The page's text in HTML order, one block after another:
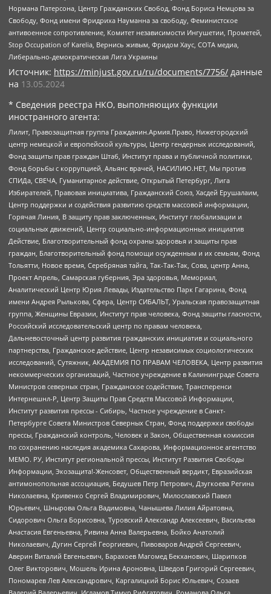
Нормана Патерсона, Центр Гражданских Свобод, Фонд Бориса Немцова за
Свободу, Фонд имени Фридриха Науманна за свободу, Феминистское
антивоенное сопротивление, Комитет независимости Ингушетии, Прометей,
Stop Occupation of Karelia, Вернись живым, Фридом Хаус, СОТА медиа,
Либерально-демократическая Лига Украины
Источник: https://minjust.gov.ru/ru/documents/7756/ данные
на 13.05.2024
* Сведения реестра НКО, выполняющих функции
иностранного агента:
Лилит, Правозащитная группа Гражданин.Армия.Право, Нижегородский
центр немецкой и европейской культуры, Центр гендерных исследований,
Фонд защиты прав граждан Штаб, Институт права и публичной политики,
Фонд борьбы с коррупцией, Альянс врачей, НАСИЛИЮ.НЕТ, Мы против
СПИДа, СВЕЧА, Гуманитарное действие, Открытый Петербург, Лига
Избирателей, Правовая инициатива, Гражданский Союз, Хасдей Ерушалаим,
Центр поддержки и содействия развитию средств массовой информации,
Горячая Линия, В защиту прав заключенных, Институт глобализации и
социальных движений, Центр социально-информационных инициатив
Действие, Благотворительный фонд охраны здоровья и защиты прав
граждан, Благотворительный фонд помощи осужденным и их семьям, Фонд
Тольятти, Новое время, Серебряная тайга, Так-Так-Так, Сова, центр Анна,
Проект Апрель, Самарская губерния, Эра здоровья, Мемориал,
Аналитический Центр Юрия Левады, Издательство Парк Гагарина, Фонд
имени Андрея Рылькова, Сфера, Центр СИБАЛЬТ, Уральская правозащитная
группа, Женщины Евразии, Институт прав человека, Фонд защиты гласности,
Российский исследовательский центр по правам человека,
Дальневосточный центр развития гражданских инициатив и социального
партнерства, Гражданское действие, Центр независимых социологических
исследований, Сутяжник, АКАДЕМИЯ ПО ПРАВАМ ЧЕЛОВЕКА, Центр развития
некоммерческих организаций, Частное учреждение в Калининграде Совета
Министров северных стран, Гражданское содействие, Трансперенси
Интернешнл-Р, Центр Защиты Прав Средств Массовой Информации,
Институт развития прессы - Сибирь, Частное учреждение в Санкт-
Петербурге Совета Министров Северных Стран, Фонд поддержки свободы
прессы, Гражданский контроль, Человек и Закон, Общественная комиссия
по сохранению наследия академика Сахарова, Информационное агентство
МЕМО. РУ, Институт региональной прессы, Институт Развития Свободы
Информации, Экозащита!-Женсовет, Общественный вердикт, Евразийская
антимонопольная ассоциация, Бедушев Петр Петрович, Дзугкоева Регина
Николаевна, Кривенко Сергей Владимирович, Милославский Павел
Юрьевич, Шнырова Ольга Вадимовна, Чанышева Лилия Айратовна,
Сидорович Ольга Борисовна, Туровский Александр Алексеевич, Васильева
Анастасия Евгеньевна, Ривина Анна Валерьевна, Бойко Анатолий
Николаевич, Дугин Сергей Георгиевич, Пивоваров Андрей Сергеевич,
Аверин Виталий Евгеньевич, Барахоев Магомед Бекханович, Шарипков
Олег Викторович, Мошель Ирина Ароновна, Шведов Григорий Сергеевич,
Пономарев Лев Александрович, Каргалицкий Борис Юльевич, Созаев